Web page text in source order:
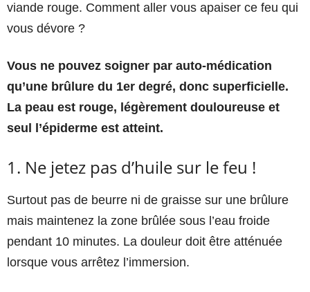
viande rouge. Comment aller vous apaiser ce feu qui
vous dévore ?
Vous ne pouvez soigner par auto-médication
qu’une brûlure du 1er degré, donc superficielle.
La peau est rouge, légèrement douloureuse et
seul l’épiderme est atteint.
1. Ne jetez pas d’huile sur le feu !
Surtout pas de beurre ni de graisse sur une brûlure
mais maintenez la zone brûlée sous l’eau froide
pendant 10 minutes. La douleur doit être atténuée
lorsque vous arrêtez l’immersion.